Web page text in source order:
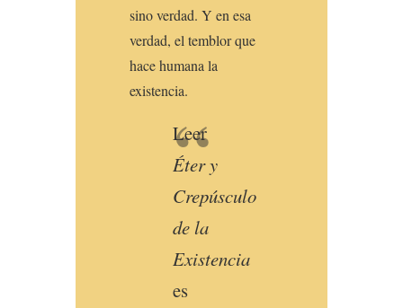
sino verdad. Y en esa
verdad, el temblor que
hace humana la
existencia.
Leer
Éter y
Crepúsculo
de la
Existencia
es